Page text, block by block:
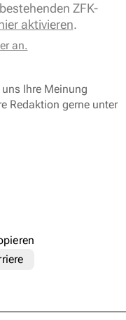
ZFK-
aktivieren.
an.
Ihre Meinung
Redaktion gerne unter